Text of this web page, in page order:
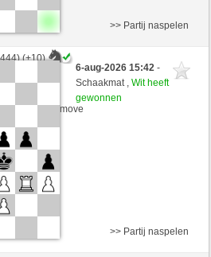
(+10)
+ 8 seconds/move
>> Partij naspelen
6-aug-2026 15:42-
Schaakmat ,Wit heeft
gewonnen
>> Partij naspelen